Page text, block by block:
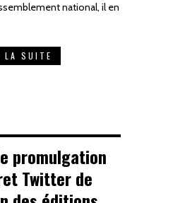
national, il en
LA SUITE
promulgation
Twitter de